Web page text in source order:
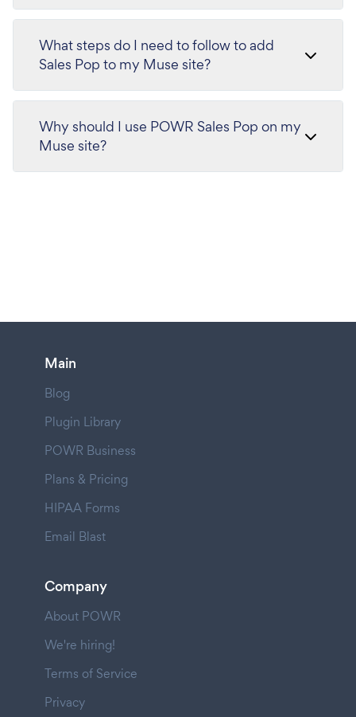
What steps do I need to follow to add
Sales Pop to my Muse site?
Why should I use POWR Sales Pop on my
Muse site?
Main
Blog
Plugin Library
POWR Business
Plans & Pricing
HIPAA Forms
Email Blast
Company
About POWR
We're hiring!
Terms of Service
Privacy